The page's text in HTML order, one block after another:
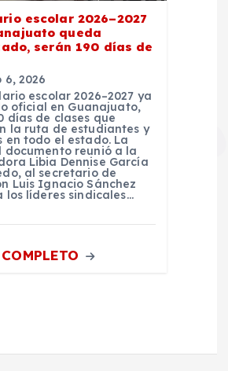
escolar 2026–2027
queda
serán 190 días de
6, 2026
escolar 2026–2027 ya
oficial en Guanajuato,
días de clases que
la ruta de estudiantes y
en todo el estado. La
reunió a la
Libia Dennise García
al secretario de
Luis Ignacio Sánchez
los líderes sindicales…